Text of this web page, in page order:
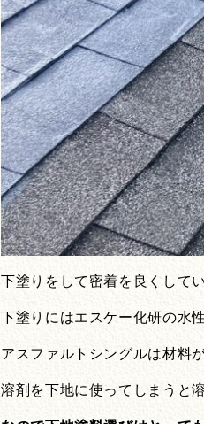
下塗りをして密着を良くしてい
下塗りにはエスケー化研の水
アスファルトシングルは材料
溶剤を下地に使ってしまうと